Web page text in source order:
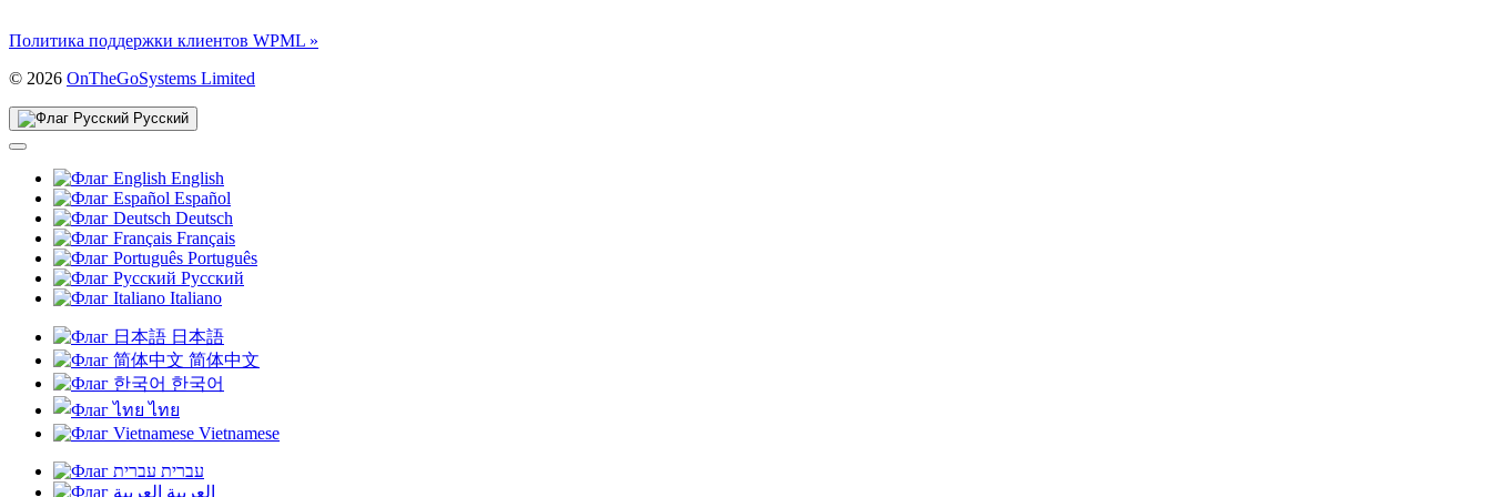
Политика поддержки клиентов WPML »
© 2026 OnTheGoSystems Limited
Русский
English
Español
Deutsch
Français
Português
Русский
Italiano
日本語
简体中文
한국어
ไทย
Vietnamese
עברית
العربية